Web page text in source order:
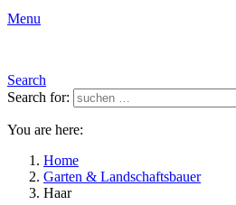
Menu
Search
Search for:
You are here:
Home
Garten & Landschaftsbauer
Haar